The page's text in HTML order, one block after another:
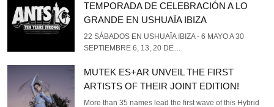
TEMPORADA DE CELEBRACIÓN A LO
GRANDE EN USHUAÏA IBIZA
22 SÁBADOS EN USHUAÏA IBIZA - 6 MAYO A 30
SEPTIEMBRE 6, 13, 20 DE…
MUTEK ES+AR UNVEIL THE FIRST
ARTISTS OF THEIR JOINT EDITION!
More than 35 names lead the first wave of this Hybrid